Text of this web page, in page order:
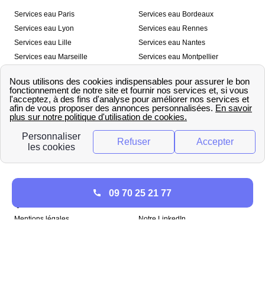
Services eau Paris
Services eau Lyon
Services eau Lille
Services eau Marseille
Services eau Toulon
Services eau Bordeaux
Services eau Rennes
Services eau Nantes
Services eau Montpellier
Services eau Strasbourg
Nos outils
🛁 Simulateur consommation eau
💧 Comparer les fournisseurs
d’eau
Qui sommes-nous ?
Mentions légales
Notre LinkedIn
09 70 25 21 77